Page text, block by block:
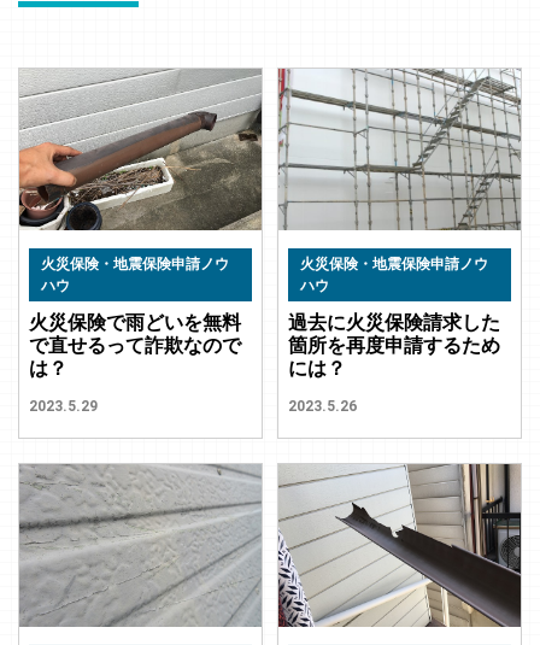
火災保険・地震保険申請ノウ
ハウ
火災保険で雨どいを無料
で直せるって詐欺なので
は？
2023.5.29
火災保険・地震保険申請ノウ
ハウ
過去に火災保険請求した
箇所を再度申請するため
には？
2023.5.26